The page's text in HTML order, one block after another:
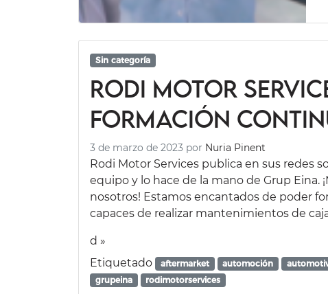
Sin categoría
Rodi Motor
formación
3 de marzo de 2023 por Nuria Pinent
Rodi Motor Services publica en sus redes
equipo y lo hace de la mano de Grup Eina.
nosotros! Estamos encantados de poder
capaces de realizar mantenimientos de
d »
Etiquetado
aftermarket automoción
grupeina
rodimotorservices